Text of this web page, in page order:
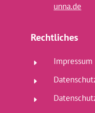
unna.de
Rechtliches
E Impressum
E
E